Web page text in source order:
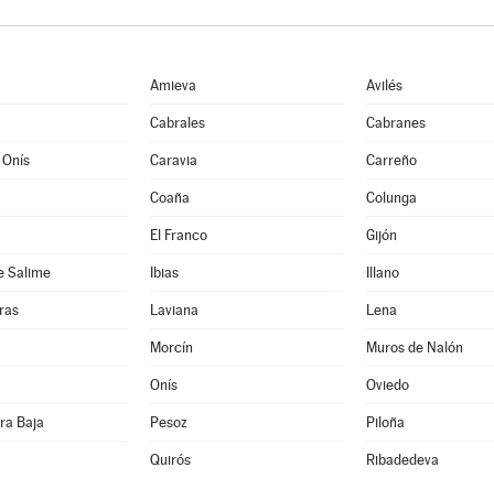
Amieva Avilés
Cabrales Cabranes
Caravia Carreño
Coaña Colunga
El Franco Gijón
Salime Ibias Illano
Laviana Lena
Morcín Muros de Nalón
Onís Oviedo
Baja Pesoz Piloña
Quirós Ribadedeva